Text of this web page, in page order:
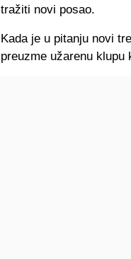
tražiti novi posao.
Kada je u pitanju novi
preuzme užarenu klupu